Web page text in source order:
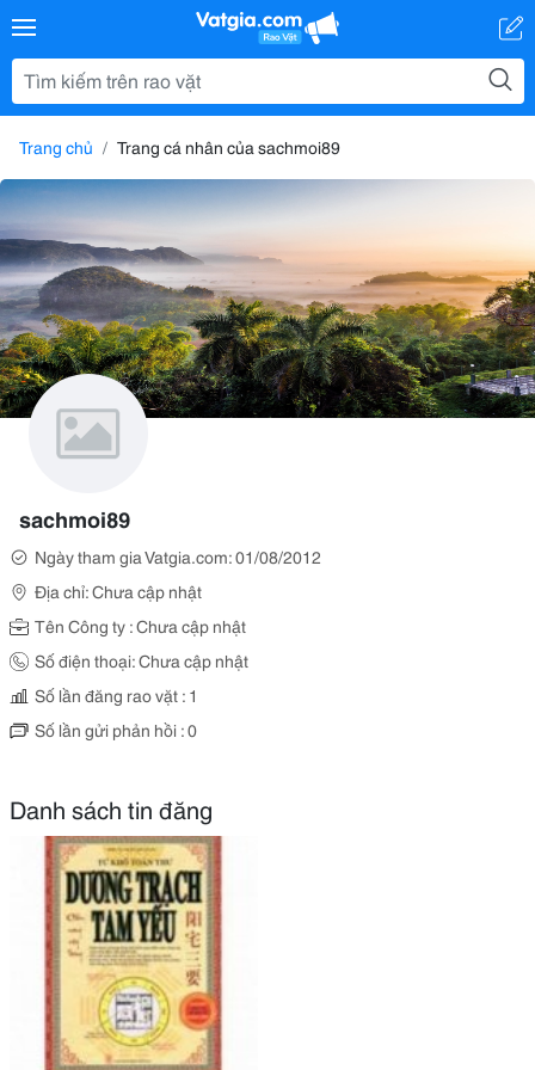
Trang chủ Trang cá nhân của sachmoi89
sachmoi89
Ngày tham gia Vatgia.com: 01/08/2012
Địa chỉ: Chưa cập nhật
Tên Công ty : Chưa cập nhật
Số điện thoại: Chưa cập nhật
Số lần đăng rao vặt : 1
Số lần gửi phản hồi : 0
Danh sách tin đăng